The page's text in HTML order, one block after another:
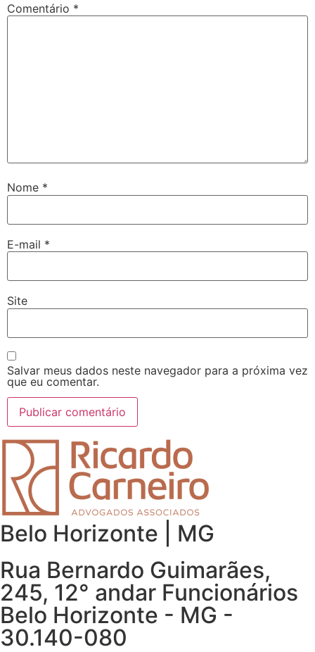
Comentário *
Nome *
E-mail *
Site
Salvar meus dados neste navegador para a próxima vez
que eu comentar.
Belo Horizonte | MG
Rua Bernardo Guimarães,
245, 12° andar Funcionários
Belo Horizonte - MG -
30.140-080